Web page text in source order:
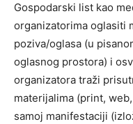
Gospodarski list kao
organizatorima oglasiti
poziva/oglasa (u
oglasnog prostora) i
organizatora traži
materijalima (print,
samoj manifestaciji